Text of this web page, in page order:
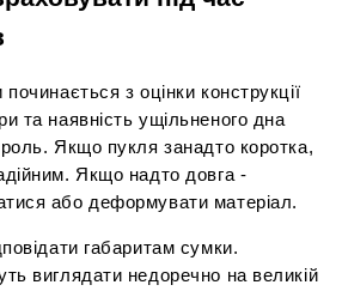
з оцінки конструкції
та наявність ущільненого дна
роль. Якщо пукля занадто коротка,
Якщо надто довга -
або деформувати матеріал.
габаритам сумки.
виглядати недоречно на великій